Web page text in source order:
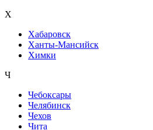
Х
Хабаровск
Ханты-Мансийск
Химки
Ч
Чебоксары
Челябинск
Чехов
Чита